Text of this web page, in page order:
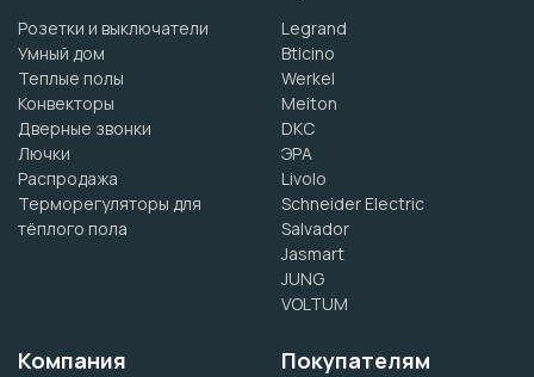
Розетки и выключатели
Умный дом
Теплые полы
Конвекторы
Дверные звонки
Лючки
Распродажа
Терморегуляторы для
тёплого пола
Legrand
Bticino
Werkel
Meiton
DKC
ЭРА
Livolo
Schneider Electric
Salvador
Jasmart
JUNG
VOLTUM
Компания Покупателям